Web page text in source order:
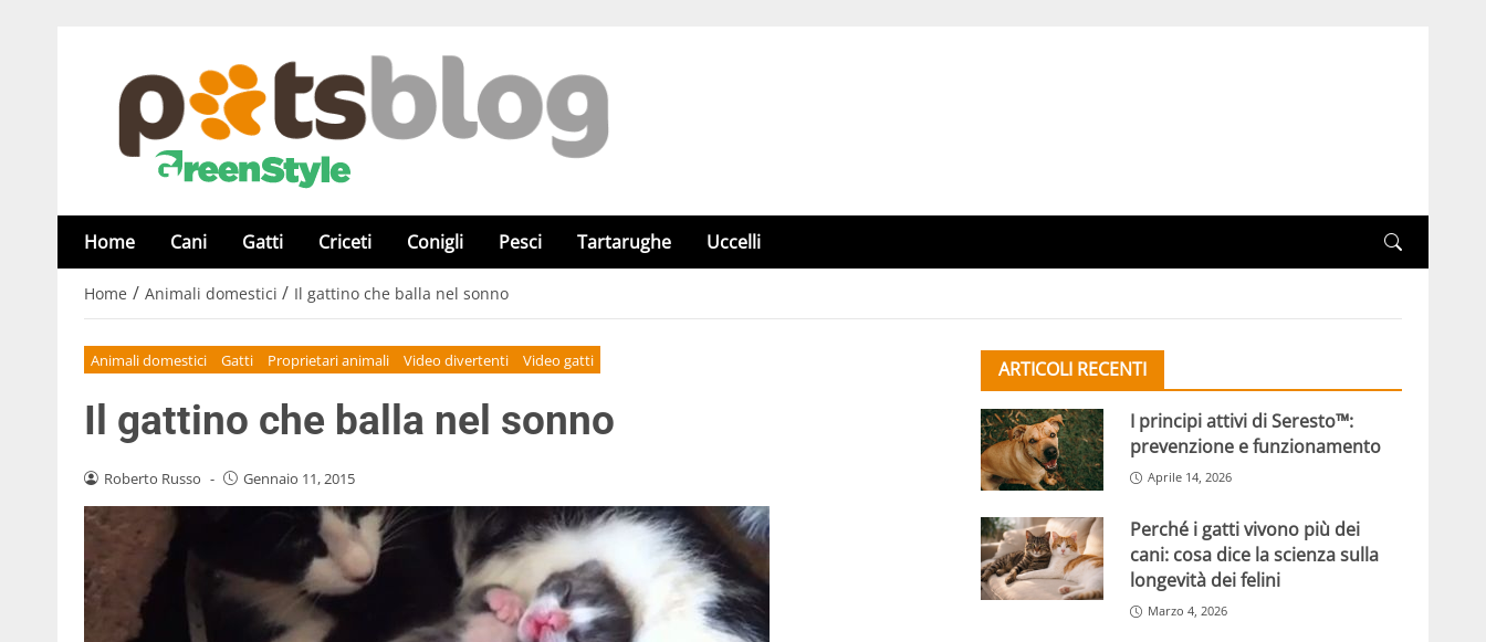
Home Cani Gatti Criceti Conigli Pesci Tartarughe Uccelli
Home / Animali domestici / Il gattino che balla nel sonno
Animali domestici Gatti Proprietari animali Video divertenti Video gatti
Il gattino che balla nel sonno
Roberto Russo - Gennaio 11, 2015
ARTICOLI RECENTI
I principi attivi di Seresto™:
prevenzione e funzionamento
Aprile 14, 2026
Perché i gatti vivono più dei
cani: cosa dice la scienza sulla
longevità dei felini
Marzo 4, 2026